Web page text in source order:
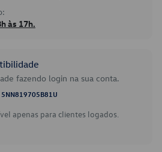
às 17h.
fazendo login na sua conta.
5NN819705B81U
apenas para clientes logados.